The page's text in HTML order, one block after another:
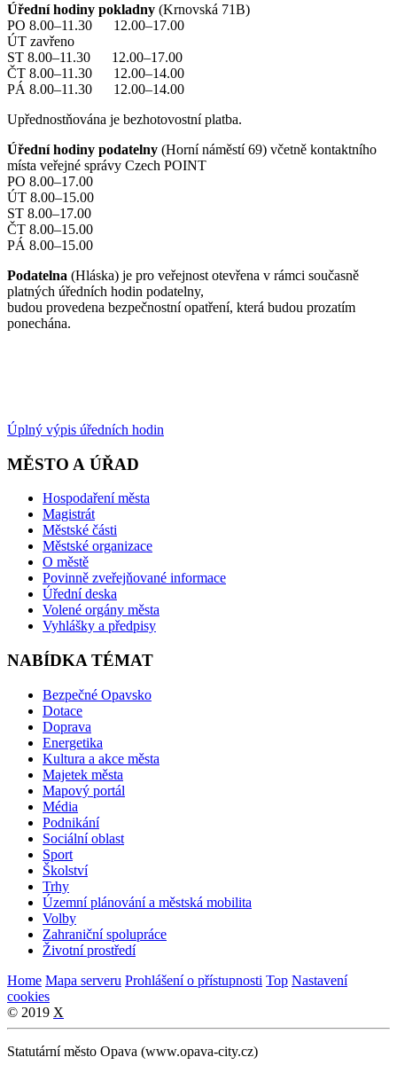
Úřední hodiny pokladny (Krnovská 71B)
PO 8.00–11.30 12.00–17.00
ÚT zavřeno
ST 8.00–11.30 12.00–17.00
ČT 8.00–11.30 12.00–14.00
PÁ 8.00–11.30 12.00–14.00
Upřednostňována je bezhotovostní platba.
Úřední hodiny podatelny (Horní náměstí 69) včetně kontaktního
místa veřejné správy Czech POINT
PO 8.00–17.00
ÚT 8.00–15.00
ST 8.00–17.00
ČT 8.00–15.00
PÁ 8.00–15.00
Podatelna (Hláska) je pro veřejnost otevřena v rámci současně
platných úředních hodin podatelny,
budou provedena bezpečnostní opatření, která budou prozatím
ponechána.
Úplný výpis úředních hodin
MĚSTO A ÚŘAD
Hospodaření města
Magistrát
Městské části
Městské organizace
O městě
Povinně zveřejňované informace
Úřední deska
Volené orgány města
Vyhlášky a předpisy
NABÍDKA TÉMAT
Bezpečné Opavsko
Dotace
Doprava
Energetika
Kultura a akce města
Majetek města
Mapový portál
Média
Podnikání
Sociální oblast
Sport
Školství
Trhy
Územní plánování a městská mobilita
Volby
Zahraniční spolupráce
Životní prostředí
Home Mapa serveru Prohlášení o přístupnosti Top Nastavení
cookies
© 2019 X
Statutární město Opava (www.opava-city.cz)